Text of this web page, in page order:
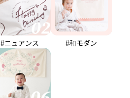
#ニュアンス #和モダン